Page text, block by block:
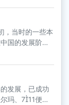
，当时的一些本
国的发展阶段
和社会化国家
体建设期的中
发展，已成功
玛、711便利